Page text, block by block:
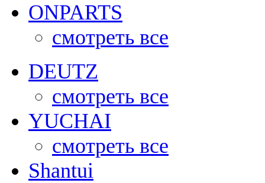
ONPARTS
смотреть все
DEUTZ
смотреть все
YUCHAI
смотреть все
Shantui